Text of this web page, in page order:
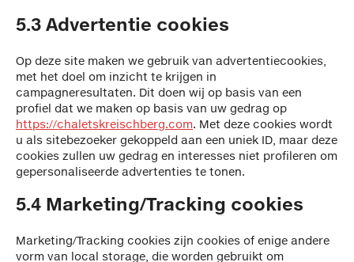
5.3 Advertentie cookies
Op deze site maken we gebruik van advertentiecookies,
met het doel om inzicht te krijgen in
campagneresultaten. Dit doen wij op basis van een
profiel dat we maken op basis van uw gedrag op
https://chaletskreischberg.com. Met deze cookies wordt
u als sitebezoeker gekoppeld aan een uniek ID, maar deze
cookies zullen uw gedrag en interesses niet profileren om
gepersonaliseerde advertenties te tonen.
5.4 Marketing/Tracking cookies
Marketing/Tracking cookies zijn cookies of enige andere
vorm van local storage, die worden gebruikt om